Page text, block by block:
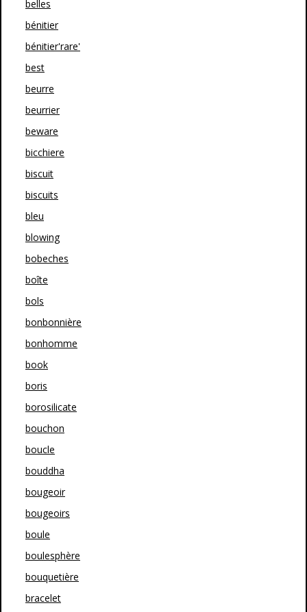
belles
bénitier
bénitier'rare'
best
beurre
beurrier
beware
bicchiere
biscuit
biscuits
bleu
blowing
bobeches
boîte
bols
bonbonnière
bonhomme
book
boris
borosilicate
bouchon
boucle
bouddha
bougeoir
bougeoirs
boule
boulesphère
bouquetière
bracelet